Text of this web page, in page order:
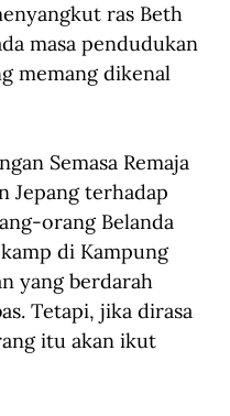
ras Beth
masa pendudukan
memang dikenal
Semasa Remaja
Jepang terhadap
orang Belanda
di Kampung
yang berdarah
Tetapi, jika dirasa
itu akan ikut